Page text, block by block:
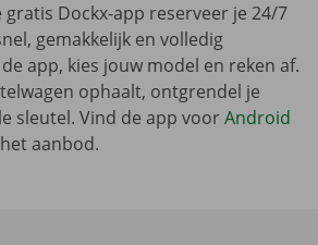
gratis Dockx-app reserveer je 24/7
gemakkelijk en volledig
app, kies jouw model en reken af.
ophaalt, ontgrendel je
sleutel. Vind de app voorAndroid
aanbod.